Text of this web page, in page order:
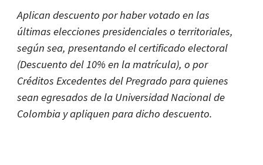
Aplican descuento por haber votado en las
últimas elecciones presidenciales o territoriales,
según sea, presentando el certificado electoral
(Descuento del 10% en la matrícula), o por
Créditos Excedentes del Pregrado para quienes
sean egresados de la Universidad Nacional de
Colombia y apliquen para dicho descuento.